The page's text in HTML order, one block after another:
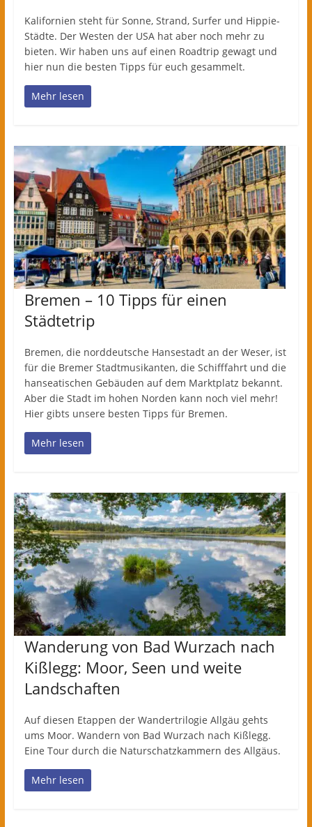
Kalifornien steht für Sonne, Strand, Surfer und Hippie-
Städte. Der Westen der USA hat aber noch mehr zu
bieten. Wir haben uns auf einen Roadtrip gewagt und
hier nun die besten Tipps für euch gesammelt.
Mehr lesen
Bremen – 10 Tipps für einen
Städtetrip
Bremen, die norddeutsche Hansestadt an der Weser, ist
für die Bremer Stadtmusikanten, die Schifffahrt und die
hanseatischen Gebäuden auf dem Marktplatz bekannt.
Aber die Stadt im hohen Norden kann noch viel mehr!
Hier gibts unsere besten Tipps für Bremen.
Mehr lesen
Wanderung von Bad Wurzach nach
Kißlegg: Moor, Seen und weite
Landschaften
Auf diesen Etappen der Wandertrilogie Allgäu gehts
ums Moor. Wandern von Bad Wurzach nach Kißlegg.
Eine Tour durch die Naturschatzkammern des Allgäus.
Mehr lesen